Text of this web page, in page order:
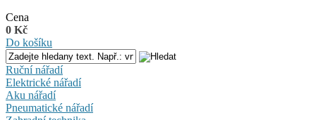
Cena
0 Kč
Do košíku
Ruční nářadí
Elektrické nářadí
Aku nářadí
Pneumatické nářadí